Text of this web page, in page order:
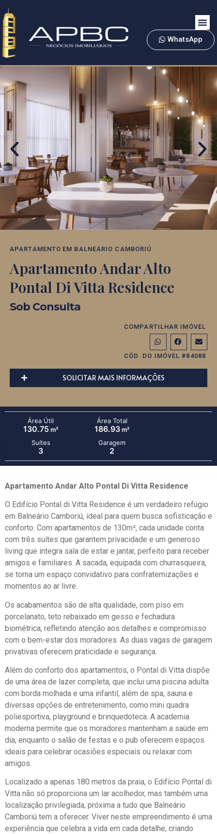
WhatsApp
APARTAMENTO EM BALNEÁRIO CAMBORIÚ
Apartamento Andar Alto
Pontal Di Vitta Residence
Sob Consulta
COMPARTILHAR IMÓVEL
CÓD. DO IMÓVEL #84088
SOLICITAR MAIS INFORMAÇÕES
Área Útil
130.75m²
Área Total
186.93 m²
Suítes
3
Garagem
2
Apartamento Andar Alto Pontal Di Vitta Residence
O Edifício Pontal di Vitta Residence é um verdadeiro refúgio
em Balneário Camboriú, ideal para quem busca sofisticação e
conforto. Com apartamentos de 130m², cada unidade conta
com três suítes que garantem privacidade e um generoso
living que integra sala de estar e jantar, perfeito para receber
amigos e familiares. A sacada, equipada com churrasqueira,
se torna um espaço convidativo para confraternizações e
momentos ao ar livre.
Os acabamentos são de alta qualidade, com piso em
porcelanato, teto rebaixado em gesso e fechadura
biométrica, refletindo atenção aos detalhes e compromisso
com o bem-estar dos moradores. As duas vagas de garagem
privativas oferecem praticidade e segurança.
Além do conforto dos apartamentos, o Pontal di Vitta dispõe
de uma área de lazer completa, que inclui uma piscina adulta
com borda molhada e uma infantil, além de spa, sauna e
diversas opções de entretenimento, como mini quadra
poliesportiva, playground e brinquedoteca. A academia
moderna permite que os moradores mantenham a saúde em
dia, enquanto o salão de festas e o pub oferecem espaços
ideais para celebrar ocasiões especiais ou relaxar com
amigos.
Localizado a apenas 180 metros da praia, o Edifício Pontal di
Vitta não só proporciona um lar acolhedor, mas também uma
localização privilegiada, próxima a tudo que Balneário
Camboriú tem a oferecer. Viver neste empreendimento é uma
experiência que celebra a vida em cada detalhe, criando